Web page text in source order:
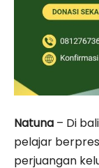
Natuna – Di
pelajar
perjuangan